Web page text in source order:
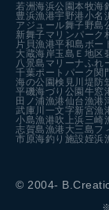
若洲海浜公園本牧海
豊浜漁港宇野港小名
アジュール舞子野島
新舞子マリンパーク
片貝漁港平和島ボー
大蔵海岸玉島Ｅ地区
八景島マリーナふれ
千葉ポートパーク 関
海の公園検見川堤防
平磯海づり公園 牛窓
田ノ浦漁港仙台漁港
武庫川一文字新宮漁
小島漁港吹上浜三崎
志賀島漁港 大三島フ
市原海釣り施設姪浜
© 2004-